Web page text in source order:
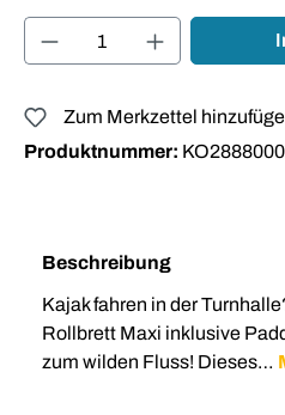
Produkt Anzahl: Gib
Zum Merkzettel
Produktnummer:
Beschreibung
Kajak fahren in der
Rollbrett Maxi inklusive
zum wilden Fluss! Dieses…